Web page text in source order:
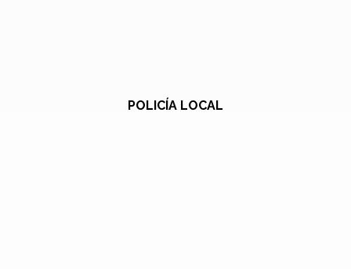
POLICÍA LOCAL